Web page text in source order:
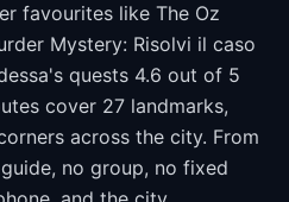
favourites like The Oz
Mystery: Risolvi il caso
quests 4.6 out of 5
cover 27 landmarks,
across the city. From
no group, no fixed